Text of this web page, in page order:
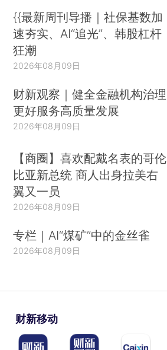
{{最新周刊导播｜社保基数加
速夯实、AI“追光”、韩股杠杆
狂潮
2026年08月09日
财新观察｜健全金融机构治理
更好服务高质量发展
2026年08月09日
【商圈】喜欢配戴名表的哥伦
比亚新总统 商人出身拉美右
翼又一员
2026年08月09日
专栏｜AI“煤矿”中的金丝雀
2026年08月09日
财新移动